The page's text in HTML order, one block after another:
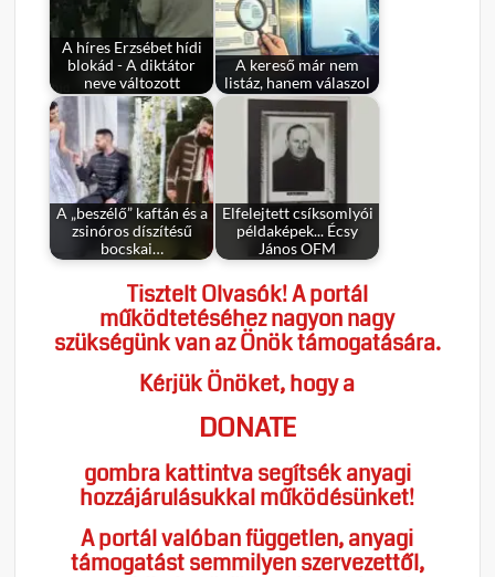
A híres Erzsébet hídi
blokád - A diktátor
neve változott
A kereső már nem
listáz, hanem válaszol
A „beszélő” kaftán és a
zsinóros díszítésű
bocskai…
Elfelejtett csíksomlyói
példaképek... Écsy
János OFM
Tisztelt Olvasók! A portál
működtetéséhez nagyon nagy
szükségünk van az Önök támogatására.
Kérjük Önöket, hogy a
DONATE
gombra kattintva segítsék anyagi
hozzájárulásukkal működésünket!
A portál valóban független, anyagi
támogatást semmilyen szervezettől,